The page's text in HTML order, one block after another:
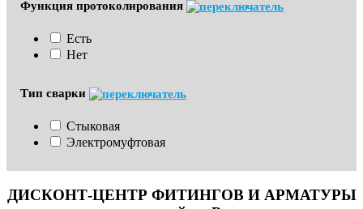
Функция протоколирования
Есть
Нет
Тип сварки
Стыковая
Электромуфтовая
ДИСКОНТ-ЦЕНТР ФИТИНГОВ И АРМАТУРЫ